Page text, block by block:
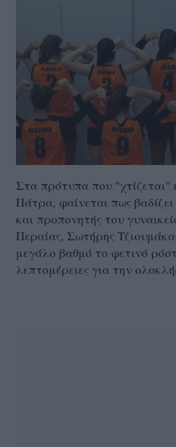
Στα πρότυπα που "χτίζεται"
Πάτρα, φαίνεται πως
και προπονητής του
Περαίας, Σωτήρης
μεγάλο βαθμό το φετινό
λεπτομέρειες για την